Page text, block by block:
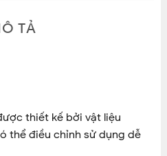
TẢ
thiết kế bởi vật liệu
thể điều chỉnh sử dụng dễ